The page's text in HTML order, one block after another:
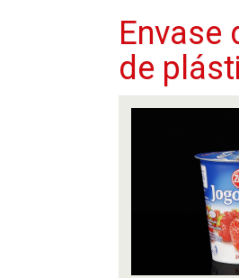
Envase
de